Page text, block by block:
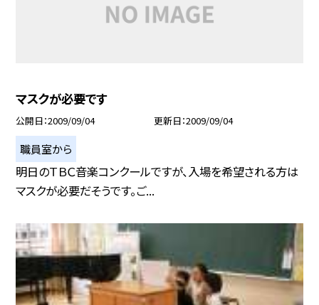
マスクが必要です
公開日 2009/09/04 更新日 2009/09/04
職員室から
明日のＴＢＣ音楽コンクールですが、入場を希望される方は
マスクが必要だそうです。ご...